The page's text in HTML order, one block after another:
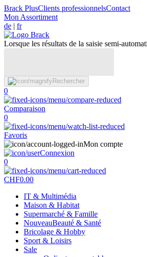
Brack PlusClients professionnelsContact
Mon Assortiment
de | fr
Lorsque les résultats de la saisie semi-
Rechercher
0
Comparaison
0
Favoris
Mon compte
Connexion
0
CHF0.00
IT & Multimédia
Maison & Habitat
Supermarché & Famille
NouveauBeauté & Santé
Bricolage & Hobby
Sport & Loisirs
Sale